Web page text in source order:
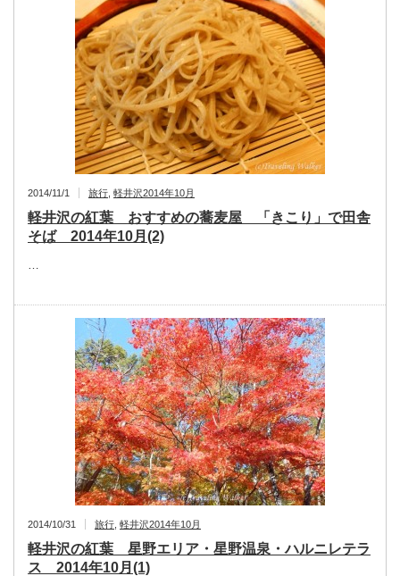
2014/11/1 旅行 軽井沢2014年10月
軽井沢の紅葉 おすすめの蕎麦屋 「きこり」で田舎
そば 2014年10月(2)
…
2014/10/31 旅行 軽井沢2014年10月
軽井沢の紅葉 星野エリア・星野温泉・ハルニレテラ
ス 2014年10月(1)